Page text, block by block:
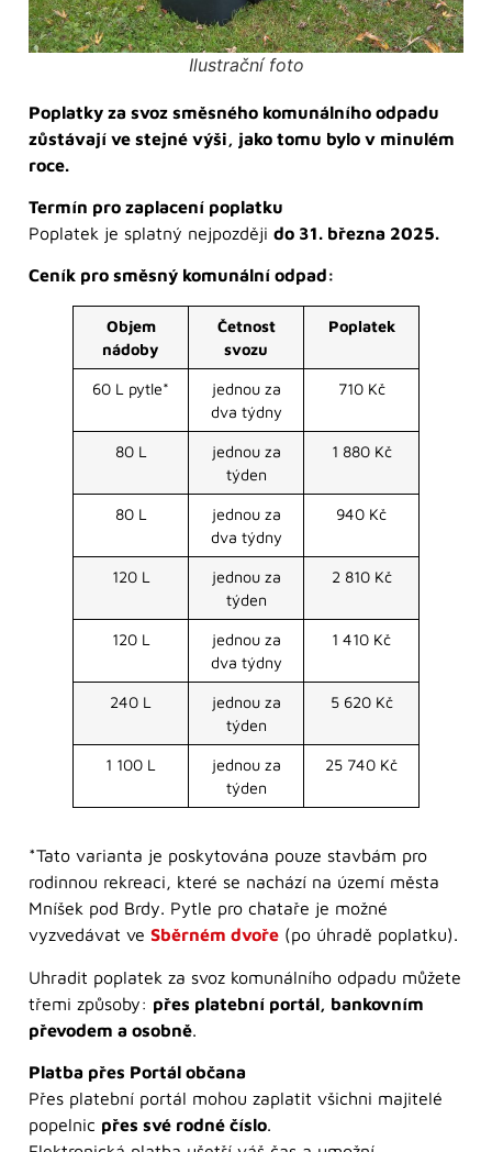
Ilustrační foto
Poplatky za svoz směsného komunálního odpadu
zůstávají ve stejné výši, jako tomu bylo v minulém
roce.
Termín pro zaplacení poplatku
Poplatek je splatný nejpozději do 31. března 2025.
Ceník pro směsný komunální odpad:
Objem
nádoby
Četnost
svozu
Poplatek
60 L pytle*
jednou za
dva týdny
710 Kč
80 L
jednou za
týden
1 880 Kč
80 L
jednou za
dva týdny
940 Kč
120 L
jednou za
týden
2 810 Kč
120 L
jednou za
dva týdny
1 410 Kč
240 L
jednou za
týden
5 620 Kč
1 100 L
jednou za
týden
25 740 Kč
*Tato varianta je poskytována pouze stavbám pro
rodinnou rekreaci, které se nachází na území města
Mníšek pod Brdy. Pytle pro chataře je možné
vyzvedávat ve Sběrném dvoře (po úhradě poplatku).
Uhradit poplatek za svoz komunálního odpadu můžete
třemi způsoby: přes platební portál, bankovním
převodem a osobně.
Platba přes Portál občana
Přes platební portál mohou zaplatit všichni majitelé
popelnic přes své rodné číslo.